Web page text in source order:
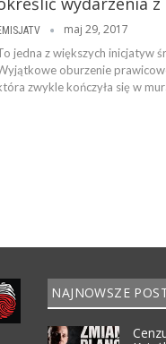
maj 29, 2017
jedna z większych inicjatyw
oburzenie
zwykle kończyła się w
NAJNOWSZE